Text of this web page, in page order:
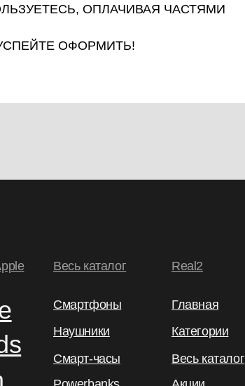
Весь каталог
Категории
Главная
Real2
Смарт-часы
Наушники
Смартфоны
Весь каталог